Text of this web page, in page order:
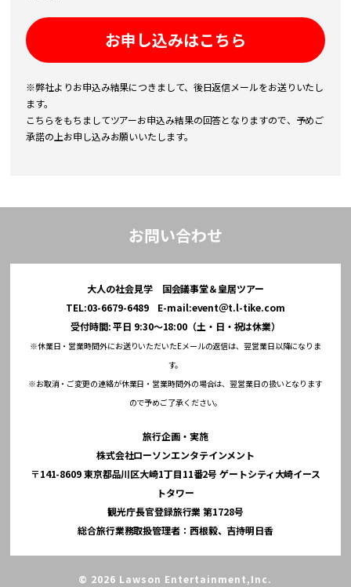
お申し込みはこちら
※弊社よりお申込み結果につきまして、後日返信メールをお送りいたし
ます。
こちらをもちましてツアーお申込み結果の回答となりますので、予めご
承諾の上お申し込みお願いいたします。
お問い合わせ
大人の社会見学 国会議事堂＆皇居ツアー
TEL:03-6679-6489 E-mail:event＠t.l-tike.com
受付時間: 平日 9:30～18:00（土・日・祝は休業）
※休業日・営業時間外にお送りいただいたEメールの返信は、翌営業日以降になりま
す。
※お取消・ご変更の連絡が休業日・営業時間外の場合は、翌営業日の扱いとなります
ので予めご了承ください。
旅行企画・実施
株式会社ローソンエンタテインメント
〒141-8609 東京都品川区大崎1丁目11番2号 ゲートシティ大崎イース
トタワー
観光庁長官登録旅行業 第1728号
総合旅行業務取扱管理者：西根毅、吉持明日香
© 2026 Lawson Entertainment,Inc.